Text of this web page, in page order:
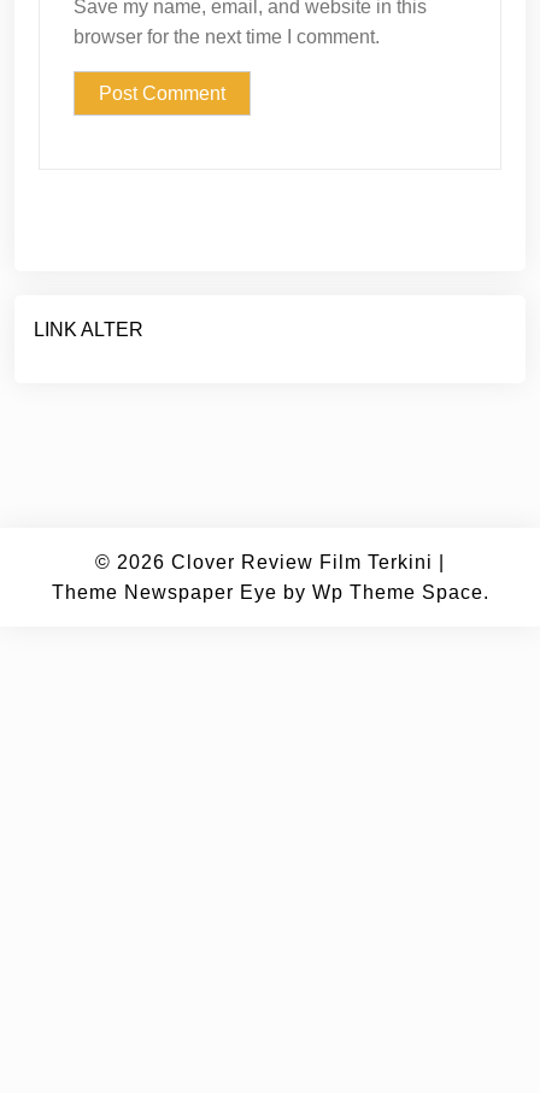
Save my name, email, and website in this
browser for the next time I comment.
LINK ALTER
© 2026 Clover Review Film Terkini
Theme Newspaper Eye by Wp Theme Space.